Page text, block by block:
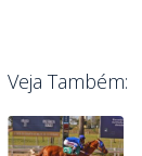
Veja Também: